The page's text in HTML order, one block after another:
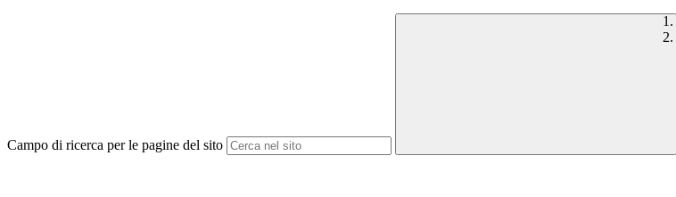
Campo di ricerca per le pagine del sito